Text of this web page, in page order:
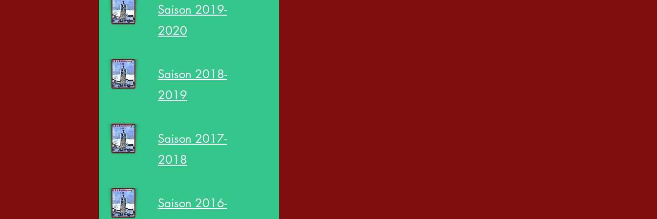
Saison 2019-
2020
Saison 2018-
2019
Saison 2017-
2018
Saison 2016-